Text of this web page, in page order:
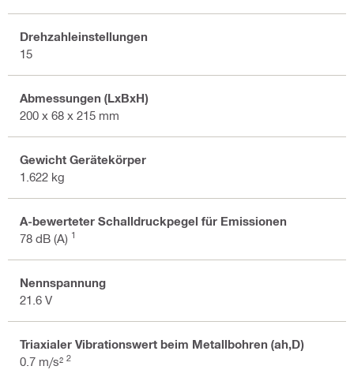
Drehzahleinstellungen
15
Abmessungen (LxBxH)
200 x 68 x 215 mm
Gewicht Gerätekörper
1.622 kg
A-bewerteter Schalldruckpegel für Emissionen
78 dB (A) 1
Nennspannung
21.6 V
Triaxialer Vibrationswert beim Metallbohren (ah,D)
0.7 m/s² 2